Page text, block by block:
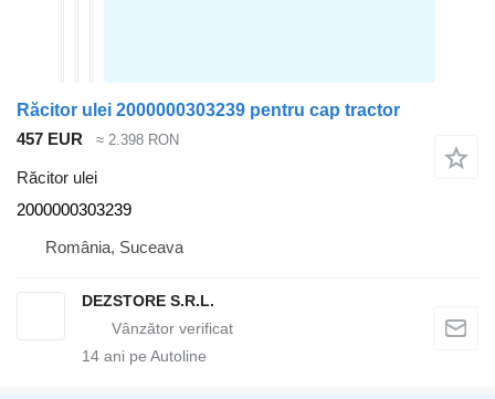
Răcitor ulei 2000000303239 pentru cap tractor
457 EUR
≈ 2.398 RON
Răcitor ulei
2000000303239
România, Suceava
DEZSTORE S.R.L.
14 ani pe Autoline